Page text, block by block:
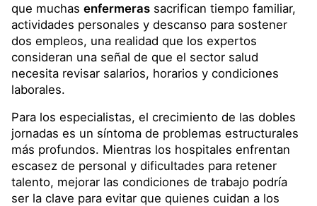
que muchas enfermeras sacrifican tiempo familiar,
actividades personales y descanso para sostener
dos empleos, una realidad que los expertos
consideran una señal de que el sector salud
necesita revisar salarios, horarios y condiciones
laborales.
Para los especialistas, el crecimiento de las dobles
jornadas es un síntoma de problemas estructurales
más profundos. Mientras los hospitales enfrentan
escasez de personal y dificultades para retener
talento, mejorar las condiciones de trabajo podría
ser la clave para evitar que quienes cuidan a los